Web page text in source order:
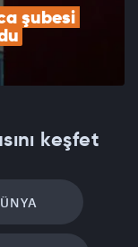
şubesi
keşfet